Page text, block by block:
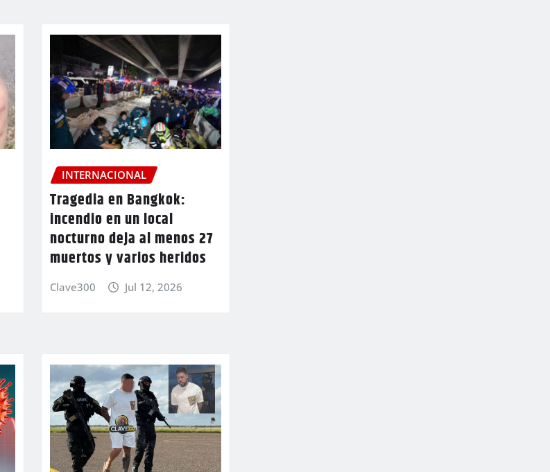
INTERNACIONAL
Tragedia en Bangkok:
incendio en un local
nocturno deja al menos 27
muertos y varios heridos
Clave300 Jul 12, 2026